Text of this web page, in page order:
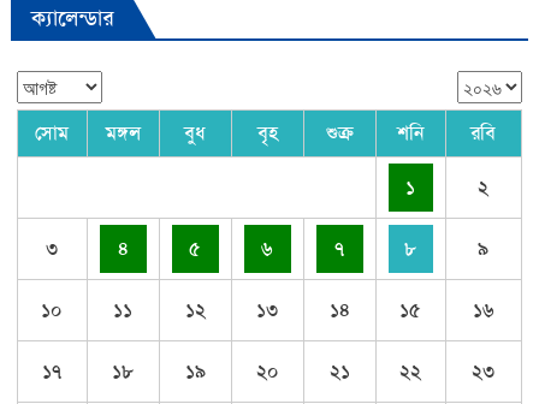
ক্যালেন্ডার
সোম মঙ্গল বুধ বৃহ শুক্র শনি রবি
১ ২
৩ ৪ ৫ ৬ ৭ ৮ ৯
১০ ১১ ১২ ১৩ ১৪ ১৫ ১৬
১৭ ১৮ ১৯ ২০ ২১ ২২ ২৩